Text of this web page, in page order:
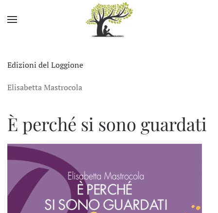
Skip to main content
Edizioni del Loggione
Elisabetta Mastrocola
È perché si sono guardati